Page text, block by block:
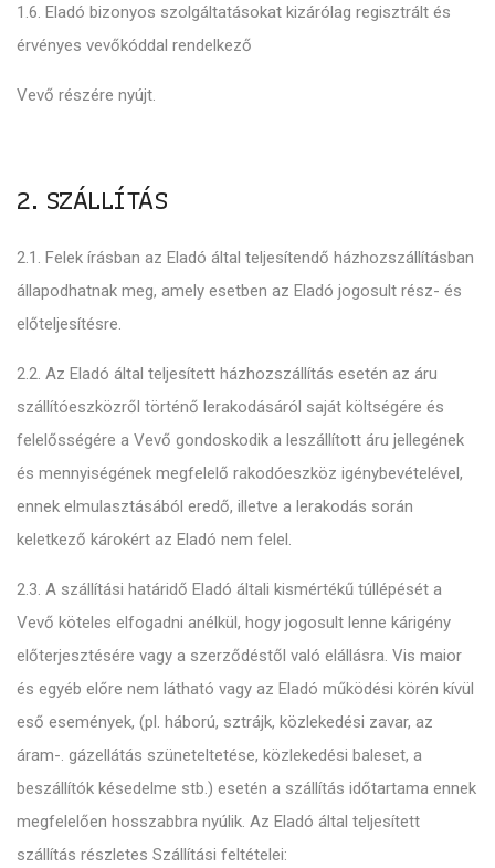
1.6. Eladó bizonyos szolgáltatásokat kizárólag regisztrált és
érvényes vevőkóddal rendelkező
Vevő részére nyújt.
2. SZÁLLÍTÁS
2.1. Felek írásban az Eladó által teljesítendő házhozszállításban
állapodhatnak meg, amely esetben az Eladó jogosult rész- és
előteljesítésre.
2.2. Az Eladó által teljesített házhozszállítás esetén az áru
szállítóeszközről történő lerakodásáról saját költségére és
felelősségére a Vevő gondoskodik a leszállított áru jellegének
és mennyiségének megfelelő rakodóeszköz igénybevételével,
ennek elmulasztásából eredő, illetve a lerakodás során
keletkező károkért az Eladó nem felel.
2.3. A szállítási határidő Eladó általi kismértékű túllépését a
Vevő köteles elfogadni anélkül, hogy jogosult lenne kárigény
előterjesztésére vagy a szerződéstől való elállásra. Vis maior
és egyéb előre nem látható vagy az Eladó működési körén kívül
eső események, (pl. háború, sztrájk, közlekedési zavar, az
áram-. gázellátás szüneteltetése, közlekedési baleset, a
beszállítók késedelme stb.) esetén a szállítás időtartama ennek
megfelelően hosszabbra nyúlik. Az Eladó által teljesített
szállítás részletes Szállítási feltételei: